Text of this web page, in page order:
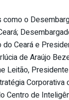
o
Ceará e
de Araújo
Leitão,
Centro de